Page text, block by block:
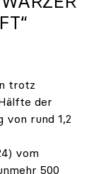
trotz
der
von rund 1,2
vom
500